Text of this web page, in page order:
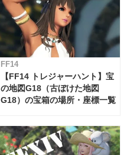
FF14
【FF14 トレジャーハント】宝
の地図G18（古ぼけた地図
G18）の宝箱の場所・座標一覧